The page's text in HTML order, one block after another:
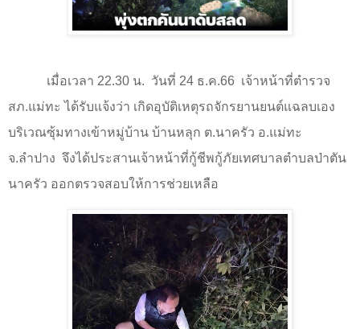
เมื่อเวลา 22.30 น. วันที่ 24 ธ.ค.66 เจ้าหน้าที่ตำรวจ
สภ.แม่ทะ ได้รับแจ้งว่า เกิดอุบัติเหตุรถจักรยานยนต์แฉลบเอง
บริเวณซุ้มทางเข้าหมู่บ้าน บ้านหลุก ต.นาครัว อ.แม่ทะ
จ.ลำปาง จึงได้ประสานเจ้าหน้าที่กู้ชีพกู้ภัยเทศบาลตำบลป่าตัน
นาครัว ออกตรวจสอบให้การช่วยเหลือ